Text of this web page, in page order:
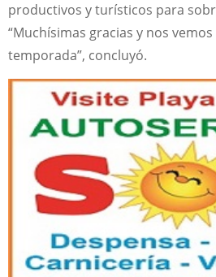
productivos y turísticos para
“Muchísimas gracias y nos
temporada”, concluyó.